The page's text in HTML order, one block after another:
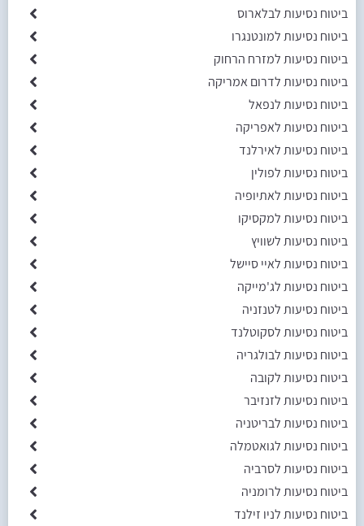
ביטוח נסיעות לבלארוס
ביטוח נסיעות למונטנגרו
ביטוח נסיעות למזרח הרחוק
ביטוח נסיעות לדרום אמריקה
ביטוח נסיעות לנפאל
ביטוח נסיעות לאפריקה
ביטוח נסיעות לאירלנד
ביטוח נסיעות לפולין
ביטוח נסיעות לאתיופיה
ביטוח נסיעות למקסיקו
ביטוח נסיעות לשוויץ
ביטוח נסיעות לאיי סיישל
ביטוח נסיעות לג'מייקה
ביטוח נסיעות לטנזניה
ביטוח נסיעות לסקוטלנד
ביטוח נסיעות לבולגריה
ביטוח נסיעות לקובה
ביטוח נסיעות לזנזיבר
ביטוח נסיעות לבריטניה
ביטוח נסיעות לגואטמלה
ביטוח נסיעות לסרביה
ביטוח נסיעות לרומניה
ביטוח נסיעות לניו זילנד